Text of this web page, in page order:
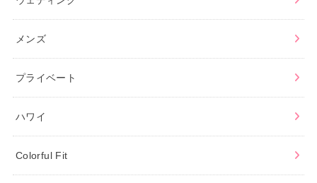
メンズ
プライベート
ハワイ
Colorful Fit